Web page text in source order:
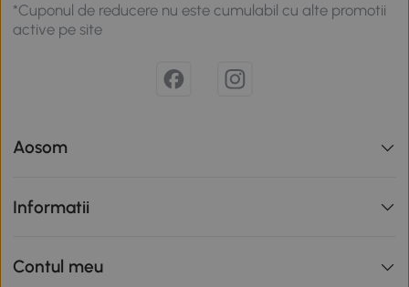
*Cuponul de reducere nu este cumulabil cu alte promotii
active pe site
Aosom
Informatii
Contul meu